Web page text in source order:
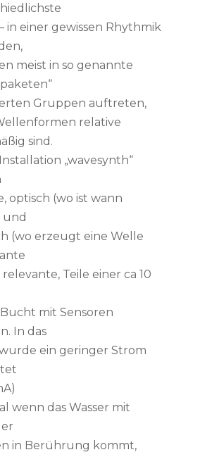
in einer gewissen Rhythmik
meist in so genannte
Gruppen auftreten,
relative
sind.
„wavesynth“
optisch (wo ist wann
und
(wo erzeugt eine Welle
Teile einer ca 10
mit Sensoren
In das
ein geringer Strom
wenn das Wasser mit
in Berührung kommt,